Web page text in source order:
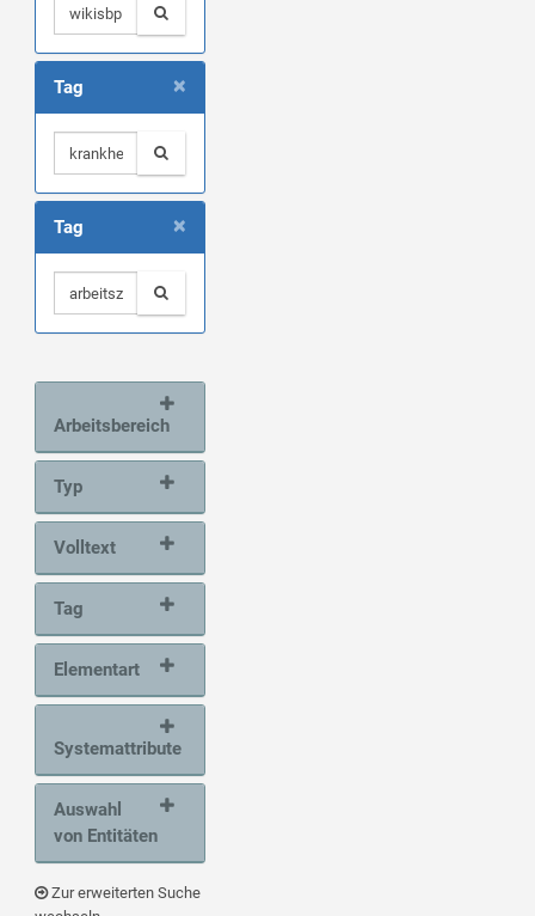
×
Tag
×
Tag
Arbeitsbereich
Typ
Volltext
Tag
Elementart
Systemattribute
Auswahl
von Entitäten
Zur erweiterten Suche